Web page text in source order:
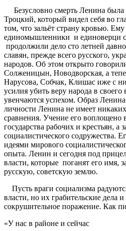
Безусловно смерть Ленина была
Троцкий, который видел себя во
том, что зальёт страну кровью. Ему
единомышленники и единоверци
продолжили дело сто летней
славян, прежде всего русского,
народов. Об этом открыто
Солженицын, Новодворская, а
Нарусова, Собчак, Клишас иже с
усилия убить веру народа в
увенчаются успехом. Образ
личности Ленина не имеет
сравнения. Учение его воплощено
государства рабочих и крестьян,
социалистического содружества.
идеями мирового
опыта. Ленин и сегодня под
власти, которые поганят его имя,
русскую, советскую землю.
Пусть враги социализма
власти, но их грабительские дела
сокрушительное поражение. Как
«У нас в районе и сейчас